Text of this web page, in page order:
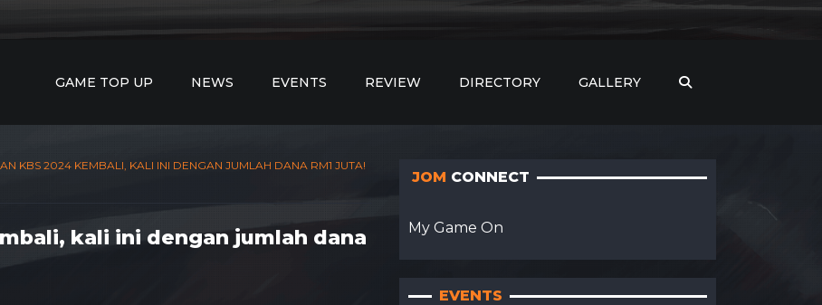
GAME TOP UP NEWS EVENTS REVIEW DIRECTORY GALLERY
KBS 2024 KEMBALI, KALI INI DENGAN JUMLAH DANA RM1 JUTA!
kali ini dengan jumlah dana
JOM CONNECT
My Game On
EVENTS